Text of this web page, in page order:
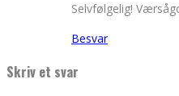
Selvfølgelig!
Besvar
Skriv et svar